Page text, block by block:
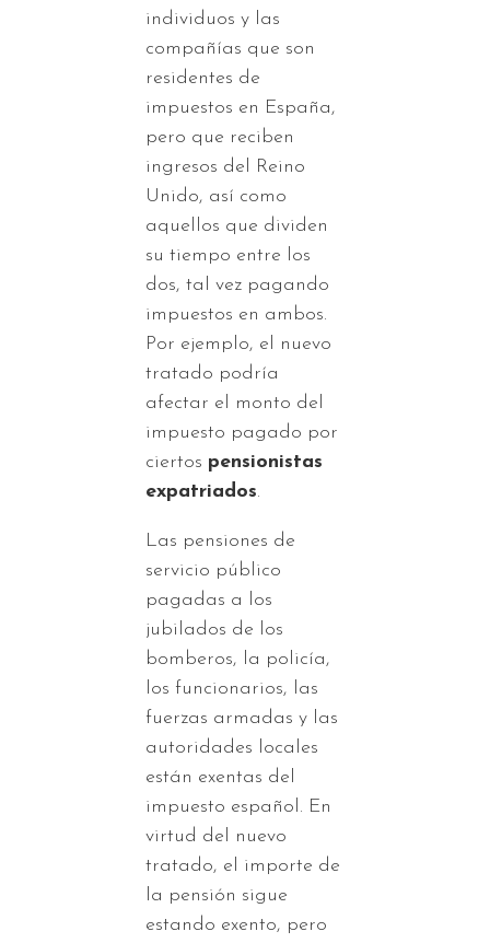
individuos y las
compañías que son
residentes de
impuestos en España,
pero que reciben
ingresos del Reino
Unido, así como
aquellos que dividen
su tiempo entre los
dos, tal vez pagando
impuestos en ambos.
Por ejemplo, el nuevo
tratado podría
afectar el monto del
impuesto pagado por
ciertos pensionistas
expatriados.
Las pensiones de
servicio público
pagadas a los
jubilados de los
bomberos, la policía,
los funcionarios, las
fuerzas armadas y las
autoridades locales
están exentas del
impuesto español. En
virtud del nuevo
tratado, el importe de
la pensión sigue
estando exento, pero